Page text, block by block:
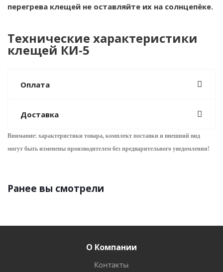
перегрева клещей не оставляйте их на солнцепёке.
Технические характеристики
клещей КИ-5
Оплата
Доставка
Внимание: характеристики товара, комплект поставки и внешний вид
могут быть изменены производителем без предварительного уведомления!
Ранее вы смотрели
О Компании
Контакты